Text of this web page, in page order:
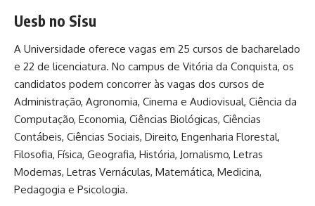
Uesb no Sisu
A Universidade oferece vagas em 25 cursos de bacharelado
e 22 de licenciatura. No campus de Vitória da Conquista, os
candidatos podem concorrer às vagas dos cursos de
Administração, Agronomia, Cinema e Audiovisual, Ciência da
Computação, Economia, Ciências Biológicas, Ciências
Contábeis, Ciências Sociais, Direito, Engenharia Florestal,
Filosofia, Física, Geografia, História, Jornalismo, Letras
Modernas, Letras Vernáculas, Matemática, Medicina,
Pedagogia e Psicologia.